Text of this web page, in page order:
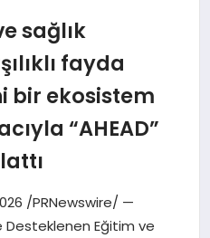
sağlık
fayda
bir ekosistem
“AHEAD”
/PRNewswire/ —
Desteklenen Eğitim ve